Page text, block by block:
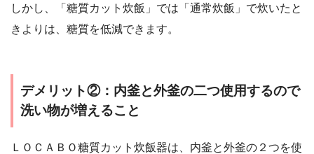
しかし、「糖質カット炊飯」では「通常炊飯」で炊いたと
きよりは、糖質を低減できます。
デメリット②：内釜と外釜の二つ使用するので
洗い物が増えること
ＬＯＣＡＢＯ糖質カット炊飯器は、内釜と外釜の２つを使